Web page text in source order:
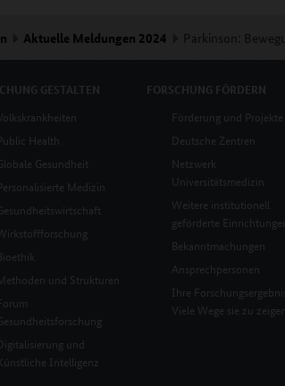
Aktuelle Meldungen 2024 Parkinson:
GESTALTEN
Health
Gesundheit
Medizin
und Strukturen
und
Intelligenz
FORSCHUNG FÖRDERN
Förderung und Projekte
Deutsche Zentren
Netzwerk
Universitätsmedizin
Weitere institutionell
geförderte
Bekanntmachungen
Ansprechpersonen
Ihre
Viele Wege sie zu